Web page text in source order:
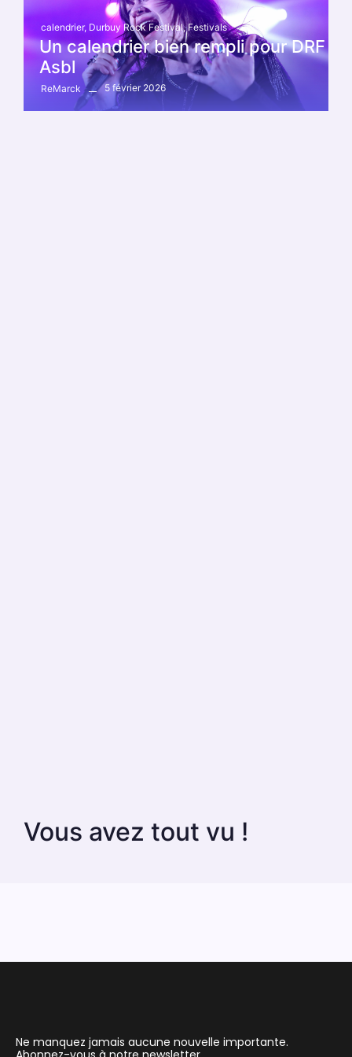
calendrier, Durbuy Rock Festival, Festivals
Un calendrier bien rempli pour DRF
Asbl
ReMarck 5 février 2026
Vous avez tout vu !
Ne manquez jamais aucune nouvelle importante.